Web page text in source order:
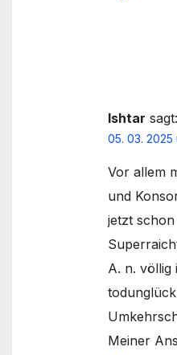
Ishtar sagt:
05. 03. 2025
Vor allem
und
jetzt
A. n. völlig
Meiner